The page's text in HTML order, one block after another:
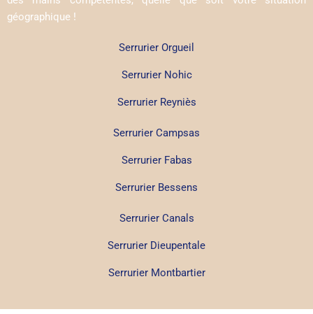
géographique !
Serrurier Orgueil
Serrurier Nohic
Serrurier Reyniès
Serrurier Campsas
Serrurier Fabas
Serrurier Bessens
Serrurier Canals
Serrurier Dieupentale
Serrurier Montbartier